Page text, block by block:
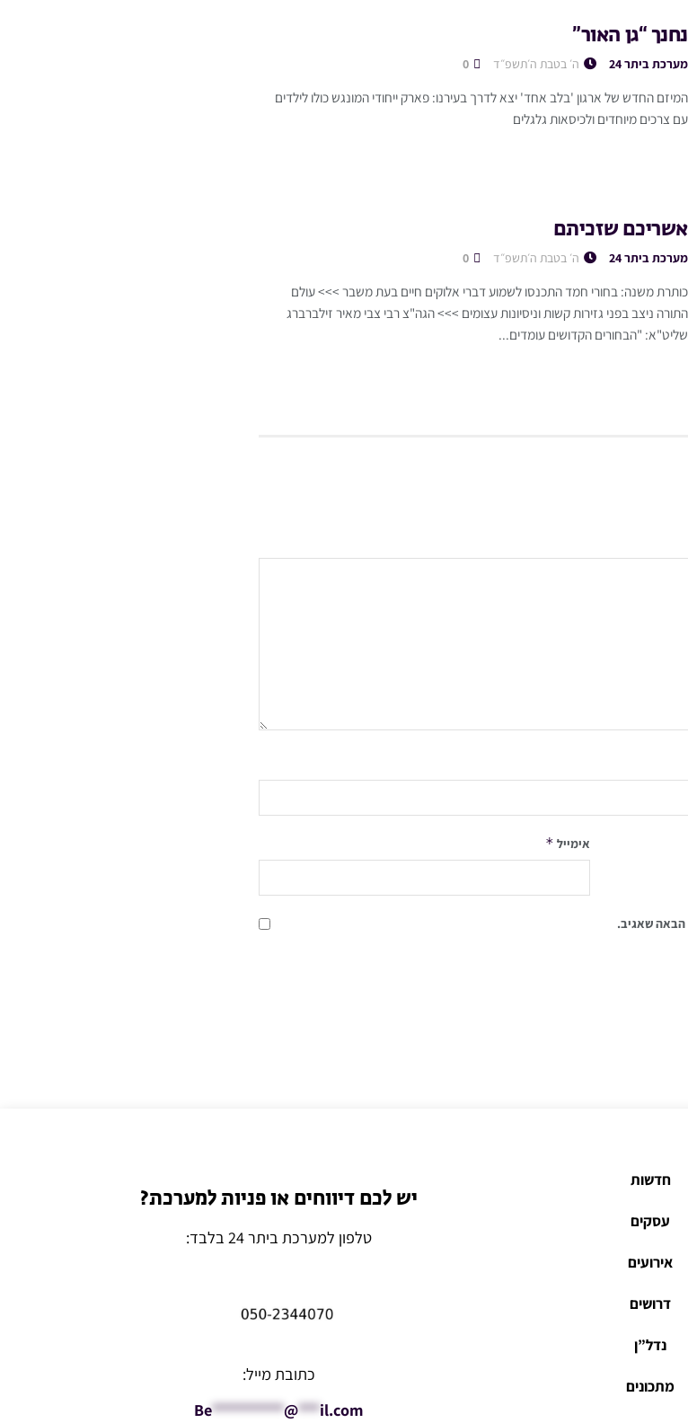
נחנך “גן האור”
מערכת ביתר 24 ה׳ בטבת ה׳תשפ״ד
המיזם החדש של ארגון 'בלב אחד' יצא לדרך בעירנו: פארק ייחודי המונגש כולו לילדים
עם צרכים מיוחדים ולכיסאות גלגלים
אשריכם שזכיתם
מערכת ביתר 24 ה׳ בטבת ה׳תשפ״ד
כותרת משנה: בחורי חמד התכנסו לשמוע דברי אלוקים חיים בעת משבר >>> עולם
התורה ניצב בפני גזירות קשות וניסיונות עצומים >>> הגה"צ רבי צבי מאיר זילברברג
שליט"א: "הבחורים הקדושים עומדים...
אימייל *
הבאה שאגיב.
חדשות
עסקים
אירועים
דרושים
נדל”ן
מתכונים
יש לכם דיווחים או פניות למערכת?
טלפון למערכת ביתר 24 בלבד:
כתובת מייל:
Be**********@***il.com